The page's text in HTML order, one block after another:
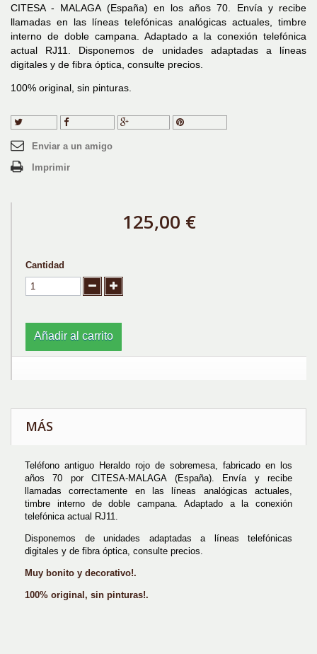
CITESA - MALAGA (España) en los años 70. Envía y recibe
llamadas en las líneas telefónicas analógicas actuales, timbre
interno de doble campana. Adaptado a la conexión telefónica
actual RJ11. Disponemos de unidades adaptadas a líneas
digitales y de fibra óptica, consulte precios.
100% original, sin pinturas.
Tuitear Compartir
Enviar a un amigo
Imprimir
125,00 €
Cantidad
Añadir al carrito
MÁS
Teléfono antiguo Heraldo rojo de sobremesa, fabricado en los
años 70 por CITESA-MALAGA (España). Envía y recibe
llamadas correctamente en las líneas analógicas actuales,
timbre interno de doble campana. Adaptado a la conexión
telefónica actual RJ11.
Disponemos de unidades adaptadas a líneas telefónicas
digitales y de fibra óptica, consulte precios.
Muy bonito y decorativo!.
100% original, sin pinturas!.